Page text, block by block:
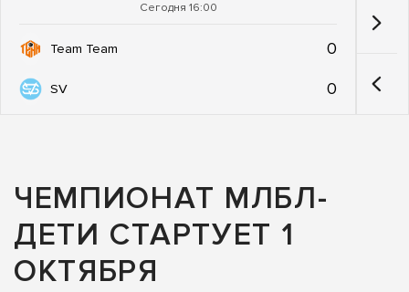
Сегодня 16:00
Team Team 0
SV 0
ЧЕМПИОНАТ МЛБЛ-
ДЕТИ СТАРТУЕТ 1
ОКТЯБРЯ